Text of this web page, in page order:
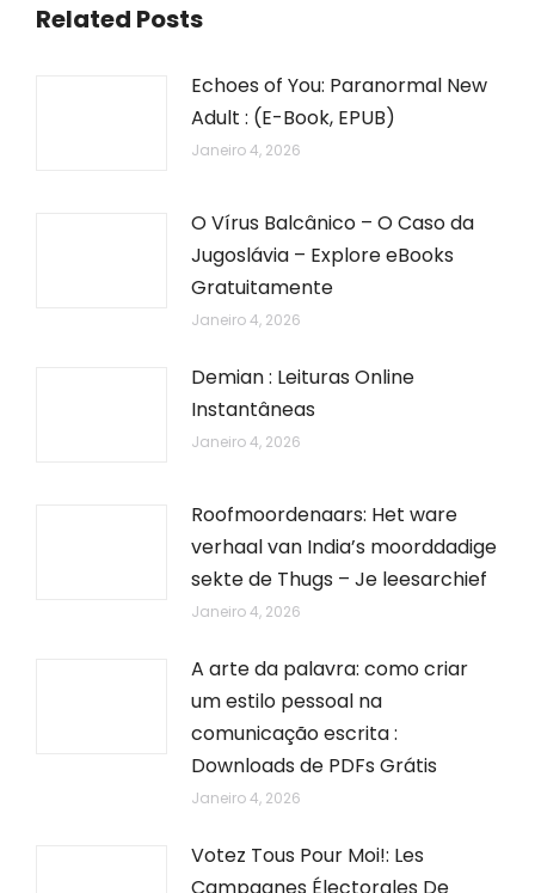
Related Posts
Echoes of You: Paranormal New
Adult : (E-Book, EPUB)
Janeiro 4, 2026
O Vírus Balcânico – O Caso da
Jugoslávia – Explore eBooks
Gratuitamente
Janeiro 4, 2026
Demian : Leituras Online
Instantâneas
Janeiro 4, 2026
Roofmoordenaars: Het ware
verhaal van India’s moorddadige
sekte de Thugs – Je leesarchief
Janeiro 4, 2026
A arte da palavra: como criar
um estilo pessoal na
comunicação escrita :
Downloads de PDFs Grátis
Janeiro 4, 2026
Votez Tous Pour Moi!: Les